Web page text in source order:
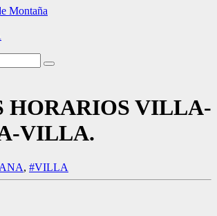
Montaña
HORARIOS VILLA-
VILLA.
, #VILLA